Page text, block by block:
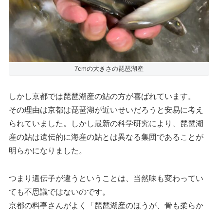
7cmの大きさの琵琶湖産
しかし京都では琵琶湖産の鮎の方が喜ばれています。
その理由は京都は琵琶湖が近いせいだろうと安易に考え
られていました。しかし最新の科学研究により、琵琶湖
産の鮎は遺伝的に海産の鮎とは異なる集団であることが
明らかになりました。
つまり遺伝子が違うということは、当然味も変わってい
ても不思議ではないのです。
京都の料亭さんがよく「琵琶湖産のほうが、骨も柔らか